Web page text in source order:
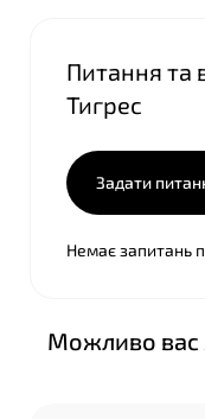
Питання та
Тигрес
Задати
Немає запитань
Можливо вас